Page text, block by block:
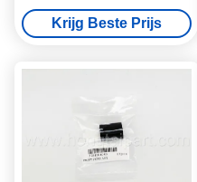
2950ND 2955ND Series
Krijg Beste Prijs